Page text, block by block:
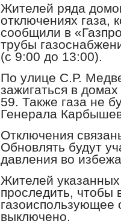
Жителей ряда
отключениях газа,
сообщили в
трубы
(с 9:00 до 13:00).
По улице С.Р.
зажигаться в
59. Также газа не
Генерала
Отключения
Обновлять будут
давления во
Жителей
проследить, чтобы
газоиспользующее
выключено.